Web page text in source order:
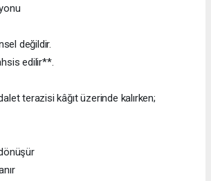
değildir.
edilir**.
terazisi kâğıt üzerinde kalırken;